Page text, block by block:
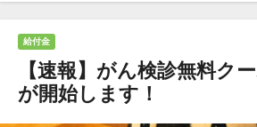
給付金
【速報】がん検診無料ク
が開始します！